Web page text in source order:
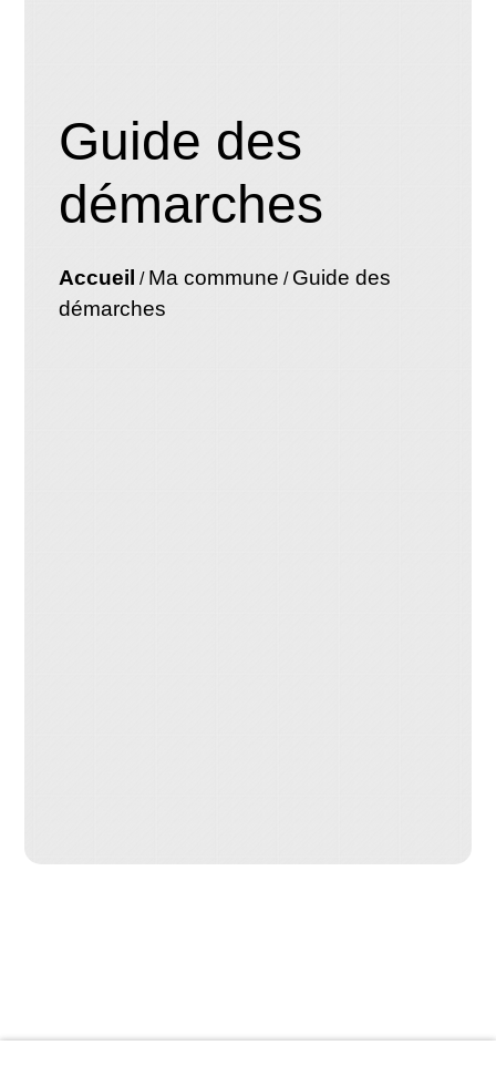
Guide des
démarches
Accueil / Ma commune / Guide des
démarches